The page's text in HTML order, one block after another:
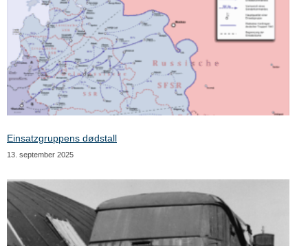
Einsatzgruppens dødstall
13. september 2025